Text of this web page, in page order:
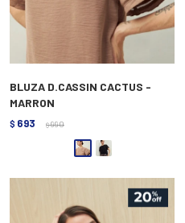
BLUZA D.CASSIN CACTUS -
MARRON
$ 693 $ 990